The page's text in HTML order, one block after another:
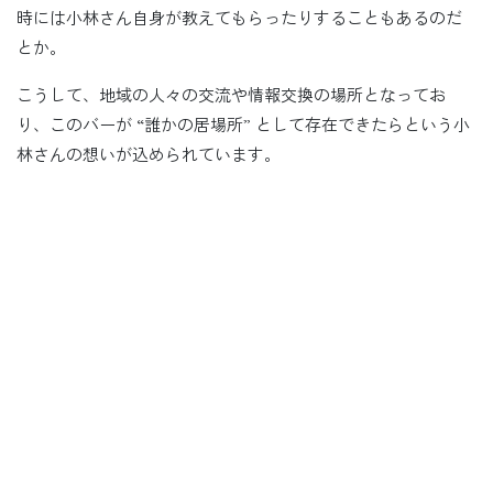
時には小林さん自身が教えてもらったりすることもあるのだ
とか。
こうして、地域の人々の交流や情報交換の場所となってお
り、このバーが “誰かの居場所” として存在できたらという小
林さんの想いが込められています。